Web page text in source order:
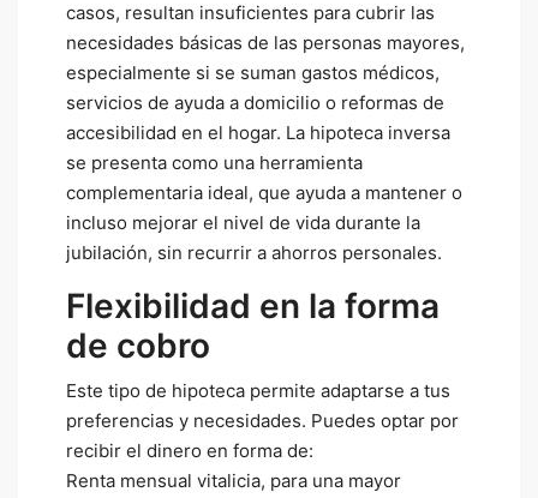
casos, resultan insuficientes para cubrir las
necesidades básicas de las personas mayores,
especialmente si se suman gastos médicos,
servicios de ayuda a domicilio o reformas de
accesibilidad en el hogar. La hipoteca inversa
se presenta como una herramienta
complementaria ideal, que ayuda a mantener o
incluso mejorar el nivel de vida durante la
jubilación, sin recurrir a ahorros personales.
Flexibilidad en la forma
de cobro
Este tipo de hipoteca permite adaptarse a tus
preferencias y necesidades. Puedes optar por
recibir el dinero en forma de:
Renta mensual vitalicia, para una mayor